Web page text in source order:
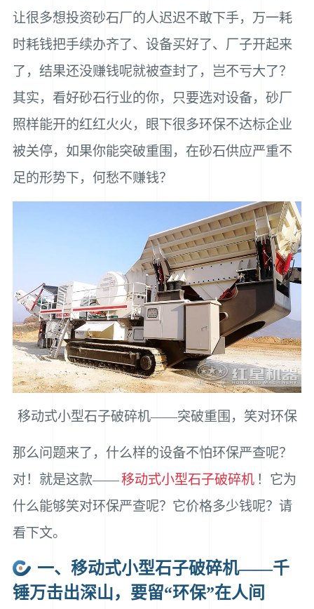
让很多想投资砂石厂的人迟迟不敢下手，万一耗
时耗钱把手续办齐了、设备买好了、厂子开起来
了，结果还没赚钱呢就被查封了，岂不亏大了？
其实，看好砂石行业的你，只要选对设备，砂厂
照样能开的红红火火，眼下很多环保不达标企业
被关停，如果你能突破重围，在砂石供应严重不
足的形势下，何愁不赚钱？
移动式小型石子破碎机——突破重围，笑对环保
那么问题来了，什么样的设备不怕环保严查呢？
对！就是这款——移动式小型石子破碎机 ！它为
什么能够笑对环保严查呢？它价格多少钱呢？请
看下文。
一、移动式小型石子破碎机——千
锤万击出深山，要留“环保”在人间